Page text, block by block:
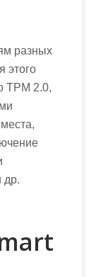
разных
этого
TPM 2.0,
др.